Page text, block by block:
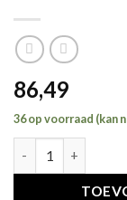
86,49
36 op voorraad (kan